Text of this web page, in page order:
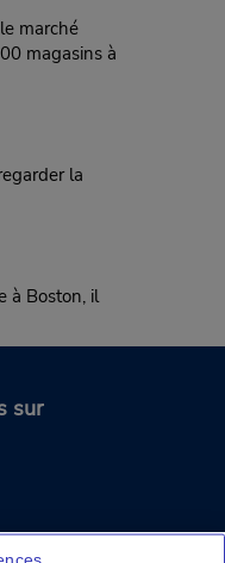
marché
magasins à
la
à Boston, il
sur